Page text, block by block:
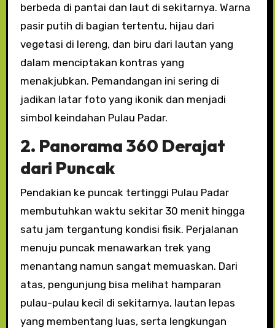
berbeda di pantai dan laut di sekitarnya. Warna
pasir putih di bagian tertentu, hijau dari
vegetasi di lereng, dan biru dari lautan yang
dalam menciptakan kontras yang
menakjubkan. Pemandangan ini sering di
jadikan latar foto yang ikonik dan menjadi
simbol keindahan Pulau Padar.
2. Panorama 360 Derajat
dari Puncak
Pendakian ke puncak tertinggi Pulau Padar
membutuhkan waktu sekitar 30 menit hingga
satu jam tergantung kondisi fisik. Perjalanan
menuju puncak menawarkan trek yang
menantang namun sangat memuaskan. Dari
atas, pengunjung bisa melihat hamparan
pulau-pulau kecil di sekitarnya, lautan lepas
yang membentang luas, serta lengkungan